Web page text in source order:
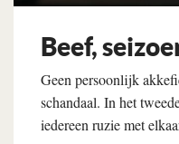
Beef,
Geen persoonlijk
schandaal. In het
iedereen ruzie met